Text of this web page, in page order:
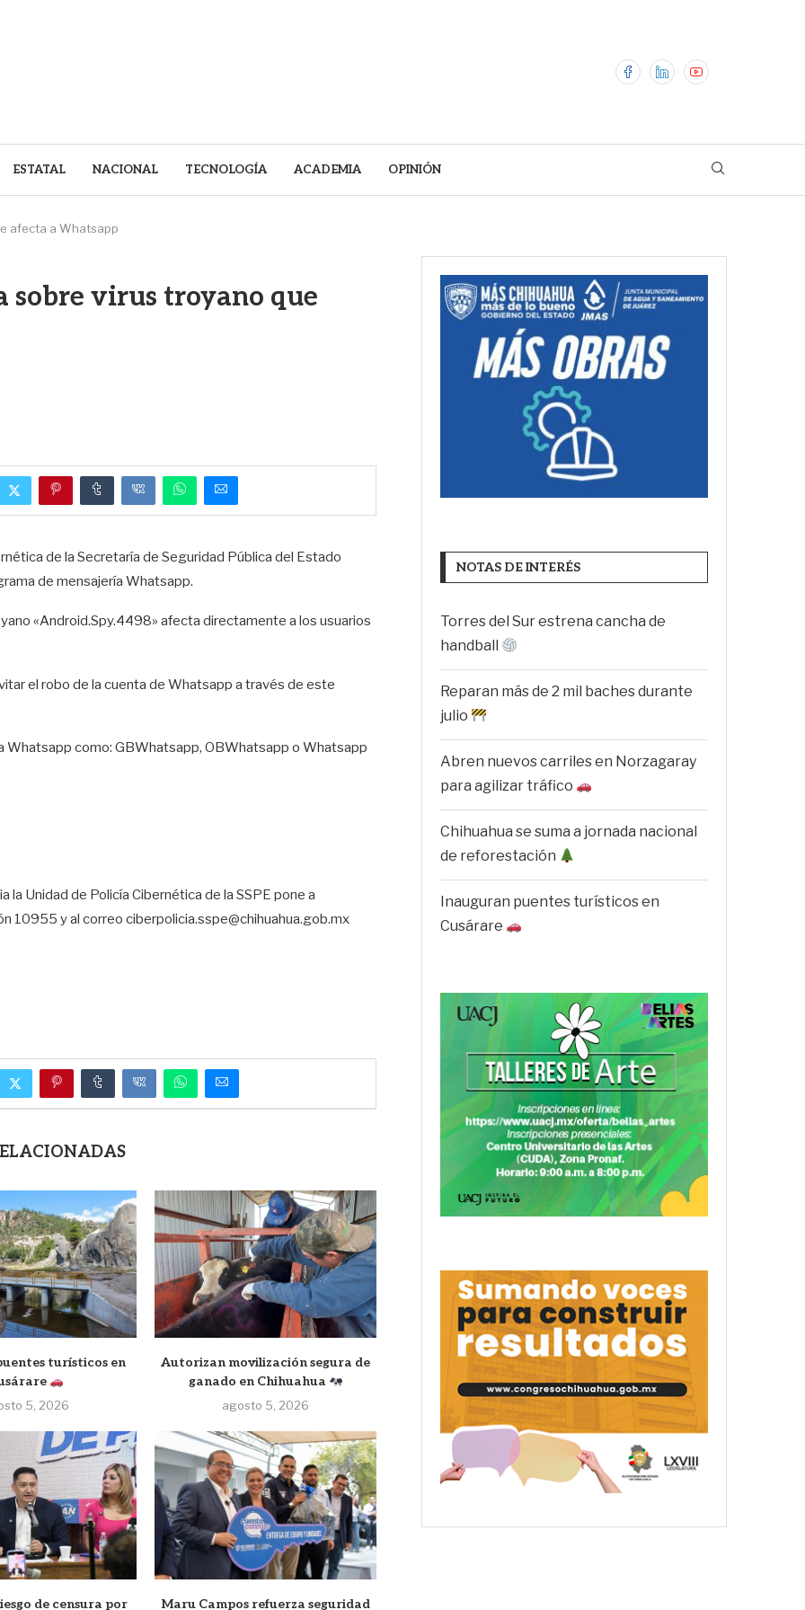
ESTATAL NACIONAL TECNOLOGÍA ACADEMIA OPINIÓN
afecta a Whatsapp
virus troyano que
de la Secretaría de Seguridad Pública del Estado
de mensajería Whatsapp.
«Android.Spy.4498» afecta directamente a los usuarios
el robo de la cuenta de Whatsapp a través de este
Whatsapp como: GBWhatsapp, OBWhatsapp o Whatsapp
la Unidad de Policía Cibernética de la SSPE pone a
y al correo ciberpolicia.sspe@chihuahua.gob.mx
turísticos en
5, 2026
Autorizan movilización segura de
ganado en Chihuahua
agosto 5, 2026
de censura por Maru Campos refuerza seguridad
NOTAS DE INTERÉS
Torres del Sur estrena cancha de
handball
Reparan más de 2 mil baches durante
julio
Abren nuevos carriles en Norzagaray
para agilizar tráfico
Chihuahua se suma a jornada nacional
de reforestación
Inauguran puentes turísticos en
Cusárare